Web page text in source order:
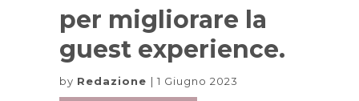
per migliorare la
guest experience.
by Redazione 1 Giugno 2023